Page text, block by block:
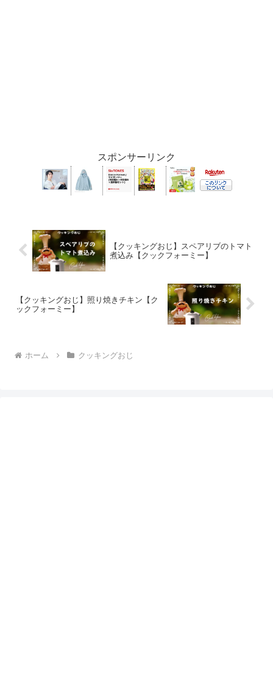
スポンサーリンク
【クッキングおじ】スペアリブのトマト
煮込み【クックフォーミー】
【クッキングおじ】照り焼きチキン【ク
ックフォーミー】
ホーム クッキングおじ